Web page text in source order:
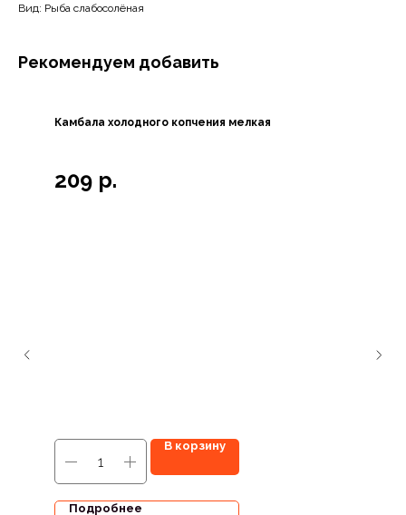
Вид: Рыба слабосолёная
Рекомендуем добавить
Камбала холодного копчения мелкая
209 р.
В корзину
Подробнее